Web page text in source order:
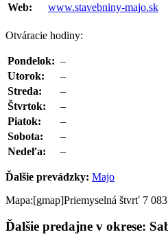
Web:
www.stavebniny-majo.sk
Otváracie hodiny:
Pondelok: –
Utorok:
–
Streda:
–
Štvrtok:
–
Piatok:
–
Sobota:
–
Nedeľa:
–
Ďalšie prevádzky: Majo
Mapa:[gmap]Priemyselná štvrť 7
Ďalšie predajne v okrese: